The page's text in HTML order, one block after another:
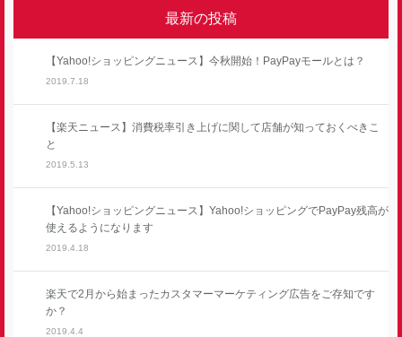
最新の投稿
【Yahoo!ショッピングニュース】今秋開始！PayPayモールとは？
2019.7.18
【楽天ニュース】消費税率引き上げに関して店舗が知っておくべきこ
と
2019.5.13
【Yahoo!ショッピングニュース】Yahoo!ショッピングでPayPay残高が
使えるようになります
2019.4.18
楽天で2月から始まったカスタマーマーケティング広告をご存知です
か？
2019.4.4